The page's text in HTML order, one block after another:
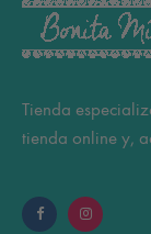
Tienda
tienda online y,